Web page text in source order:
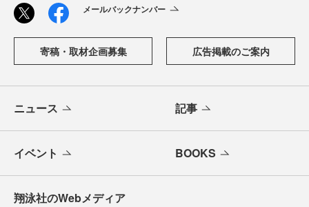
メールバックナンバー
寄稿・取材企画募集 広告掲載のご案内
ニュース 記事
イベント BOOKS
翔泳社のWebメディア